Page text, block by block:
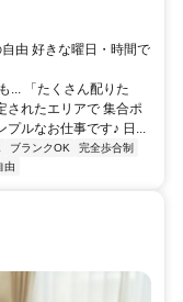
由 好きな曜日・時間で
... 「たくさん配りた
されたエリアで 集合ポ
プルなお仕事です♪ 日...
ブランクOK
完全歩合制
由